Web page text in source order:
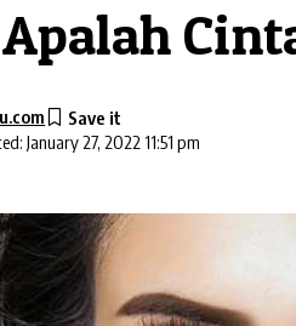
January 27, 2022 11:51 pm